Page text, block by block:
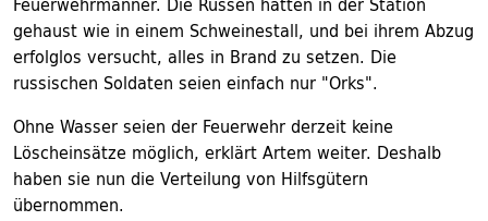
gehaust wie in einem Schweinestall, und bei ihrem Abzug
erfolglos versucht, alles in Brand zu setzen. Die
russischen Soldaten seien einfach nur "Orks".
Ohne Wasser seien der Feuerwehr derzeit keine
Löscheinsätze möglich, erklärt Artem weiter. Deshalb
haben sie nun die Verteilung von Hilfsgütern
übernommen.